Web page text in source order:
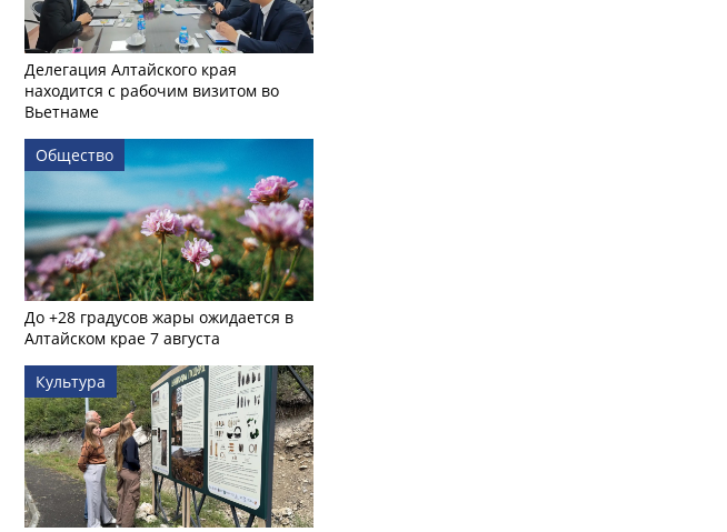
Делегация Алтайского края
находится с рабочим визитом во
Вьетнаме
Общество
До +28 градусов жары ожидается в
Алтайском крае 7 августа
Культура